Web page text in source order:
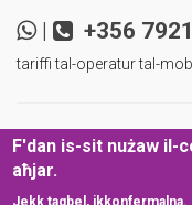
| +356
tariffi tal-operatur tal-
| | Ibqa'
Politika tal-Protezzjoni tad-
F'dan is-sit nużaw il-
aħjar.
Jekk taqbel, ikkonfermalna.